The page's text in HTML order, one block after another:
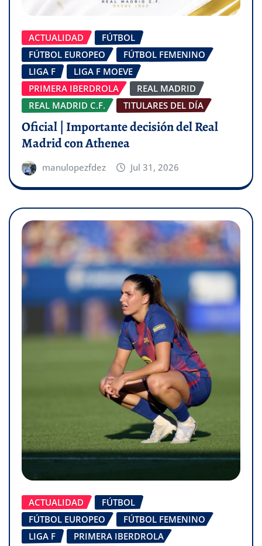
ACTUALIDAD
FÚTBOL
FÚTBOL EUROPEO
FÚTBOL FEMENINO
LIGA F
LIGA F MOEVE
PRIMERA IBERDROLA
REAL MADRID
REAL MADRID C.F.
TITULARES DEL DÍA
Oficial | Importante decisión del Real
Madrid con Athenea
manulopezfdez Jul 31, 2026
ACTUALIDAD
FÚTBOL
FÚTBOL EUROPEO
FÚTBOL FEMENINO
LIGA F
PRIMERA IBERDROLA